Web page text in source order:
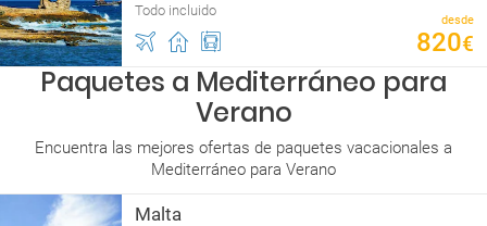
Todo incluido
desde
820€
Paquetes a Mediterráneo para
Verano
Encuentra las mejores ofertas de paquetes vacacionales a
Mediterráneo para Verano
Malta